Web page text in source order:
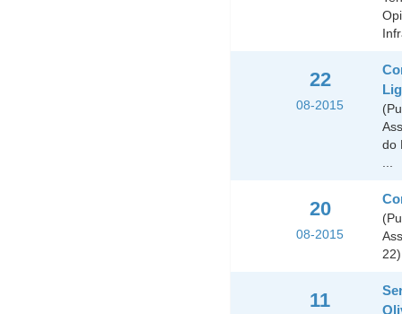
22
08-2015
do
20
08-2015
11